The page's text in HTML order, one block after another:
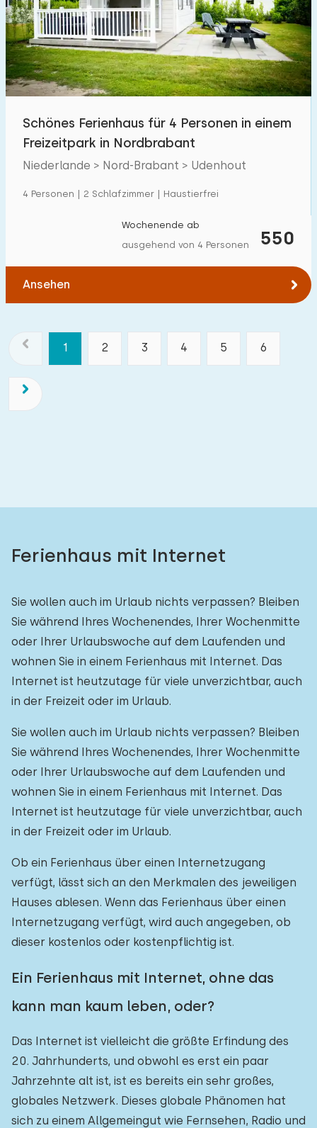
Schönes Ferienhaus für 4 Personen in einem
Freizeitpark in Nordbrabant
Niederlande > Nord-Brabant > Udenhout
4 Personen | 2 Schlafzimmer | Haustierfrei
550
Wochenende ab
ausgehend von 4 Personen
Ansehen
1 2 3 4 5 6
Ferienhaus mit Internet
Sie wollen auch im Urlaub nichts verpassen? Bleiben
Sie während Ihres Wochenendes, Ihrer Wochenmitte
oder Ihrer Urlaubswoche auf dem Laufenden und
wohnen Sie in einem Ferienhaus mit Internet. Das
Internet ist heutzutage für viele unverzichtbar, auch
in der Freizeit oder im Urlaub.
Sie wollen auch im Urlaub nichts verpassen? Bleiben
Sie während Ihres Wochenendes, Ihrer Wochenmitte
oder Ihrer Urlaubswoche auf dem Laufenden und
wohnen Sie in einem Ferienhaus mit Internet. Das
Internet ist heutzutage für viele unverzichtbar, auch
in der Freizeit oder im Urlaub.
Ob ein Ferienhaus über einen Internetzugang
verfügt, lässt sich an den Merkmalen des jeweiligen
Hauses ablesen. Wenn das Ferienhaus über einen
Internetzugang verfügt, wird auch angegeben, ob
dieser kostenlos oder kostenpflichtig ist.
Ein Ferienhaus mit Internet, ohne das
kann man kaum leben, oder?
Das Internet ist vielleicht die größte Erfindung des
20. Jahrhunderts, und obwohl es erst ein paar
Jahrzehnte alt ist, ist es bereits ein sehr großes,
globales Netzwerk. Dieses globale Phänomen hat
sich zu einem Allgemeingut wie Fernsehen, Radio und